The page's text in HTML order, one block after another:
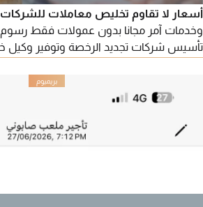
أسعار لا تقاوم تخليص معاملات
وخدمات آمر مجانا بدون عمولات فقط رسوم
تأسيس شركات تجديد الرخصة وتوفير وكيل
تخليص معاملات الاسترحام للمخالفين
الخارجية للشركات بلدية وزارة الصحة وأيضا